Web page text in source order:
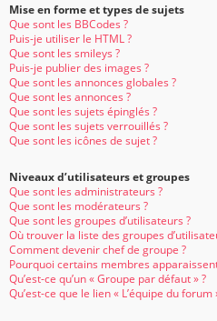
Mise en forme et types de sujets
Que sont les BBCodes ?
Puis-je utiliser le HTML ?
Que sont les smileys ?
Puis-je publier des images ?
Que sont les annonces globales ?
Que sont les annonces ?
Que sont les sujets épinglés ?
Que sont les sujets verrouillés ?
Que sont les icônes de sujet ?
Niveaux d’utilisateurs et groupes
Que sont les administrateurs ?
Que sont les modérateurs ?
Que sont les groupes d’utilisateurs ?
Où trouver la liste des groupes
Comment devenir chef de groupe ?
Pourquoi certains membres
Qu’est-ce qu’un « Groupe par défaut » ?
Qu’est-ce que le lien « L’équipe du forum